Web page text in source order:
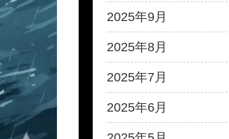
2025年9月
2025年8月
2025年7月
2025年6月